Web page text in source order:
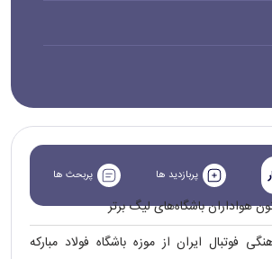
پربازدید ها پربحث ها
هواداران باشگاه‌های لیگ برتر
فوتبال ایران از موزه باشگاه فولاد مبارکه